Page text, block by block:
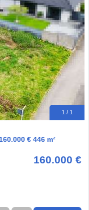
1 / 1
€ 446 m²
160.000 €